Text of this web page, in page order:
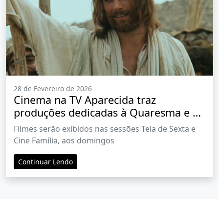
28 de Fevereiro de 2026
Cinema na TV Aparecida traz
produções dedicadas à Quaresma e ao
mês da mulher
Filmes serão exibidos nas sessões Tela de Sexta e
Cine Família, aos domingos
Continuar Lendo